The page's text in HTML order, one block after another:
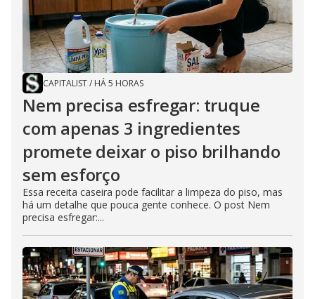
CAPITALIST/ HÁ 5 HORAS
Nem precisa esfregar: truque
com apenas 3 ingredientes
promete deixar o piso brilhando
sem esforço
Essa receita caseira pode facilitar a limpeza do piso, mas
há um detalhe que pouca gente conhece. O post Nem
precisa esfregar:...